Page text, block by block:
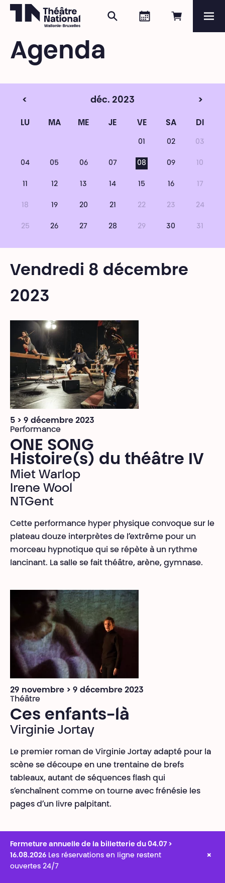
Réserver
Agenda
Rechercher
Agenda
< déc. 2023 >
LU MA ME JE VE SA DI
01 02 03
04 05 06 07 08 09 10
11 12 13 14 15 16 17
18 19 20 21 22 23 24
25 26 27 28 29 30 31
Vendredi 8 décembre
2023
5 > 9 décembre 2023
Performance
ONE SONG
Histoire(s) du théâtre IV
Miet Warlop
Irene Wool
NTGent
Cette performance hyper physique convoque sur le
plateau douze interprètes de l’extrême pour un
morceau hypnotique qui se répète à un rythme
lancinant. La salle se fait théâtre, arène, gymnase.
29 novembre > 9 décembre 2023
Théâtre
Ces enfants-là
Virginie Jortay
Le premier roman de Virginie Jortay adapté pour la
scène se découpe en une trentaine de brefs
tableaux, autant de séquences flash qui
s’enchaînent comme on tourne avec frénésie les
pages d’un livre palpitant.
Fermeture annuelle de la billetterie du 04.07 >
16.08.2026 Les réservations en ligne restent
ouvertes 24/7
×